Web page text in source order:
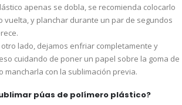
apenas se dobla, se recomienda colocarlo
vuelta, y planchar durante un par de segundos
lado, dejamos enfriar completamente y
cuidando de poner un papel sobre la goma de
mancharla con la sublimación previa.
púas de polímero plástico?